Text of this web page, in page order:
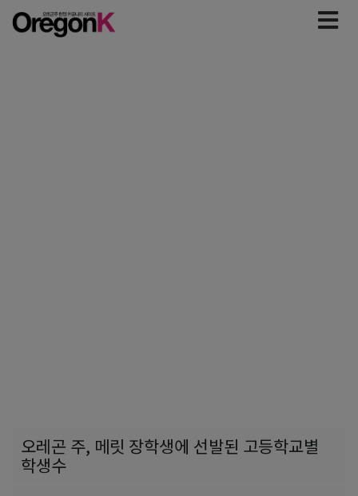
오레곤 주, 메릿 장학생에 선발된 고등학교별
학생수